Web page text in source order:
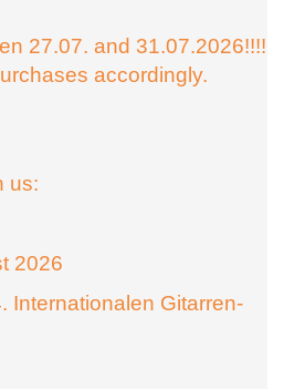
27.07. and 31.07.2026!!!!
accordingly.
us:
2026
Internationalen Gitarren-